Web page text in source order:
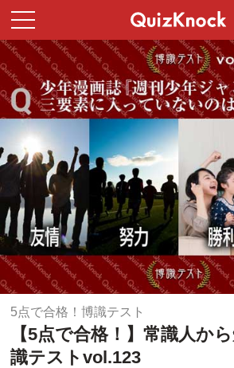
5点で合格！博識テスト
【5点で合格！】常識人か
識テストvol.123